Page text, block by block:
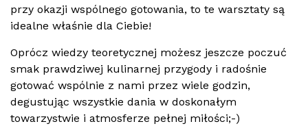
przy okazji wspólnego gotowania, to te warsztaty są
idealne właśnie dla Ciebie!
Oprócz wiedzy teoretycznej możesz jeszcze poczuć
smak prawdziwej kulinarnej przygody i radośnie
gotować wspólnie z nami przez wiele godzin,
degustując wszystkie dania w doskonałym
towarzystwie i atmosferze pełnej miłości;-)